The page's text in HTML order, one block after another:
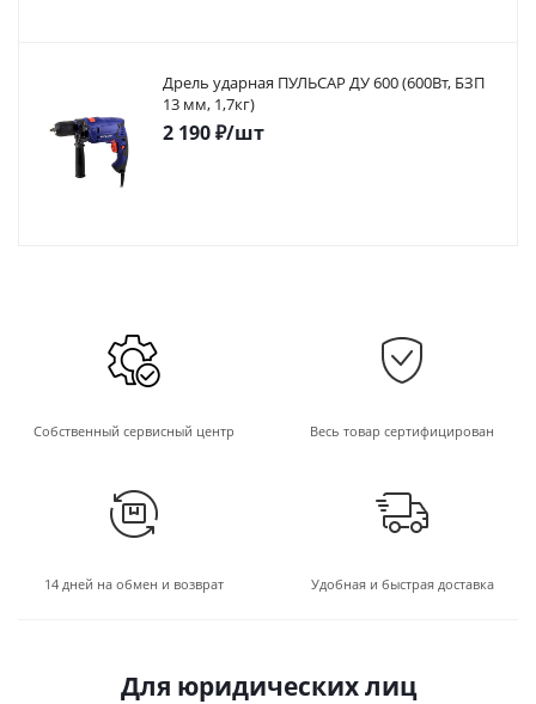
Дрель ударная ПУЛЬСАР ДУ 600 (600Вт, БЗП
13 мм, 1,7кг)
2 190₽/шт
Собственный сервисный центр Весь товар сертифицирован
14 дней на обмен и возврат Удобная и быстрая доставка
Для юридических лиц